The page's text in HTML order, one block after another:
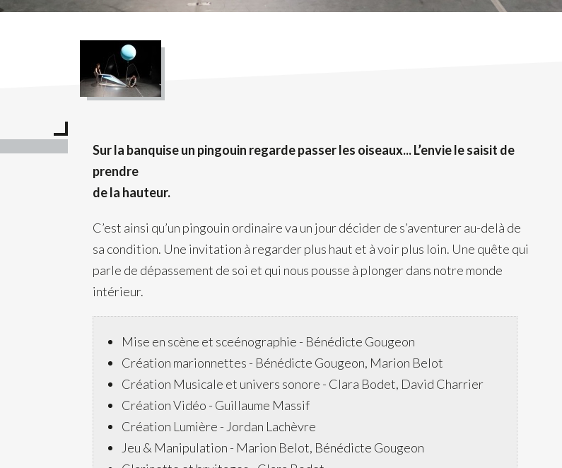
Sur la banquise un pingouin regarde passer les oiseaux... L’envie le saisit de
prendre
de la hauteur.
C’est ainsi qu’un pingouin ordinaire va un jour décider de s’aventurer au-delà de
sa condition. Une invitation à regarder plus haut et à voir plus loin. Une quête qui
parle de dépassement de soi et qui nous pousse à plonger dans notre monde
intérieur.
Mise en scène et sceénographie - Bénédicte Gougeon
Création marionnettes - Bénédicte Gougeon, Marion Belot
Création Musicale et univers sonore - Clara Bodet, David Charrier
Création Vidéo - Guillaume Massif
Création Lumière - Jordan Lachèvre
Jeu & Manipulation - Marion Belot, Bénédicte Gougeon